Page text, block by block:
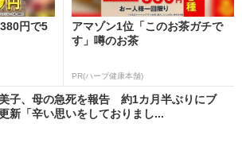
円で5
アマゾン1位「このお茶ガチで
す」噂のお茶
PR(ハーブ健康本舗)
子、母の急死を報告 約1カ月半ぶりにブ
新「辛い思いをしておりまし...